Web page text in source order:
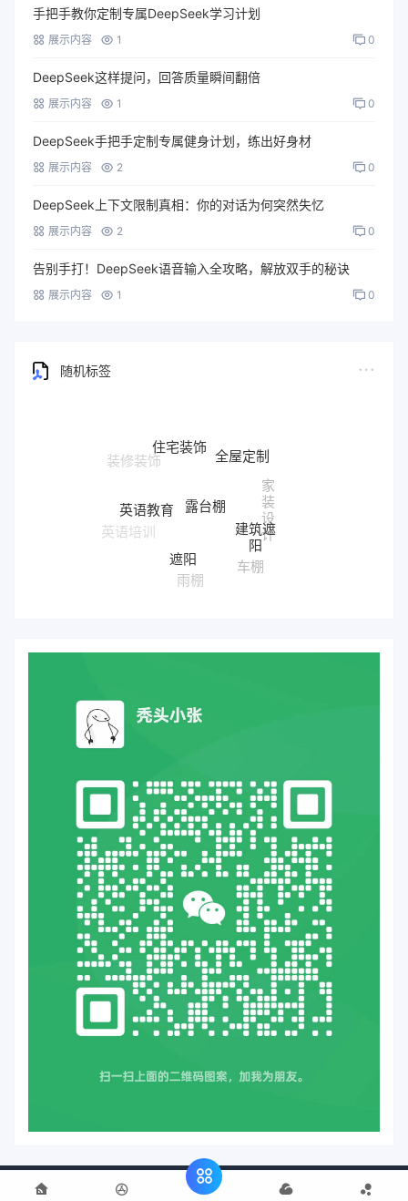
手把手教你定制专属DeepSeek学习计划
展示内容 1 0
DeepSeek这样提问，回答质量瞬间翻倍
展示内容 1 0
DeepSeek手把手定制专属健身计划，练出好身材
展示内容 2 0
DeepSeek上下文限制真相：你的对话为何突然失忆
展示内容 2 0
告别手打！DeepSeek语音输入全攻略，解放双手的秘诀
展示内容 1 0
随机标签
住宅装饰
全屋定制
家
装
设
计
英语培训
英语教育
露台棚
建筑遮
阳
车棚
雨棚
遮阳